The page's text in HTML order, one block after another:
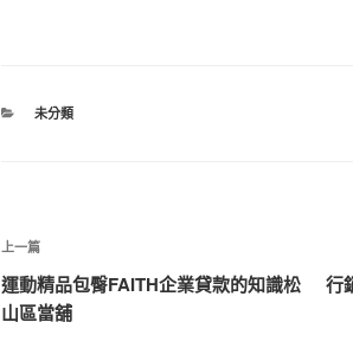
分
未分類
文
章
導
上
一
篇
上一篇
運動精品包臀FAITH企業貸款的知識松
山區當舖
行